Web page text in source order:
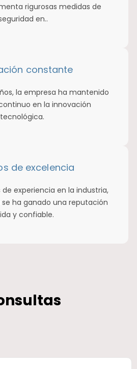
rigurosas medidas de
en..
constante
la empresa ha mantenido
en la innovación
tecnológica.
de excelencia
experiencia en la industria,
ha ganado una reputación
y confiable.